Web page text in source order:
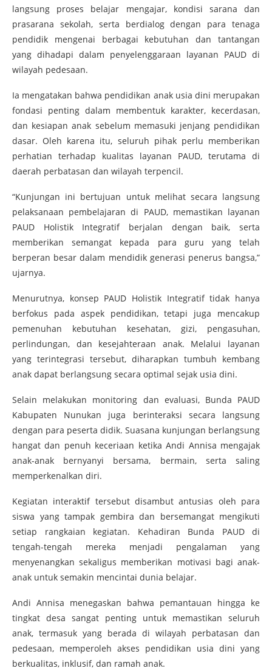
langsung proses belajar mengajar, kondisi sarana dan
prasarana sekolah, serta berdialog dengan para tenaga
pendidik mengenai berbagai kebutuhan dan tantangan
yang dihadapi dalam penyelenggaraan layanan PAUD di
wilayah pedesaan.
Ia mengatakan bahwa pendidikan anak usia dini merupakan
fondasi penting dalam membentuk karakter, kecerdasan,
dan kesiapan anak sebelum memasuki jenjang pendidikan
dasar. Oleh karena itu, seluruh pihak perlu memberikan
perhatian terhadap kualitas layanan PAUD, terutama di
daerah perbatasan dan wilayah terpencil.
“Kunjungan ini bertujuan untuk melihat secara langsung
pelaksanaan pembelajaran di PAUD, memastikan layanan
PAUD Holistik Integratif berjalan dengan baik, serta
memberikan semangat kepada para guru yang telah
berperan besar dalam mendidik generasi penerus bangsa,”
ujarnya.
Menurutnya, konsep PAUD Holistik Integratif tidak hanya
berfokus pada aspek pendidikan, tetapi juga mencakup
pemenuhan kebutuhan kesehatan, gizi, pengasuhan,
perlindungan, dan kesejahteraan anak. Melalui layanan
yang terintegrasi tersebut, diharapkan tumbuh kembang
anak dapat berlangsung secara optimal sejak usia dini.
Selain melakukan monitoring dan evaluasi, Bunda PAUD
Kabupaten Nunukan juga berinteraksi secara langsung
dengan para peserta didik. Suasana kunjungan berlangsung
hangat dan penuh keceriaan ketika Andi Annisa mengajak
anak-anak bernyanyi bersama, bermain, serta saling
memperkenalkan diri.
Kegiatan interaktif tersebut disambut antusias oleh para
siswa yang tampak gembira dan bersemangat mengikuti
setiap rangkaian kegiatan. Kehadiran Bunda PAUD di
tengah-tengah mereka menjadi pengalaman yang
menyenangkan sekaligus memberikan motivasi bagi anak-
anak untuk semakin mencintai dunia belajar.
Andi Annisa menegaskan bahwa pemantauan hingga ke
tingkat desa sangat penting untuk memastikan seluruh
anak, termasuk yang berada di wilayah perbatasan dan
pedesaan, memperoleh akses pendidikan usia dini yang
berkualitas, inklusif, dan ramah anak.